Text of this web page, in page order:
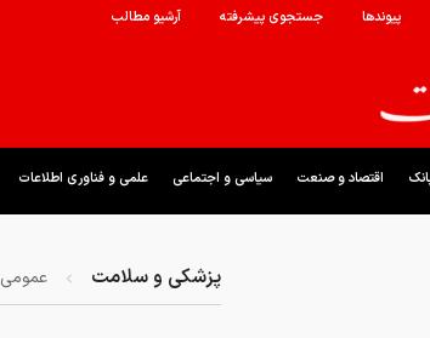
پیوندها جستجوی پیشرفته آرشیو مطالب
اقتصاد و صنعت سیاسی و اجتماعی علمی و فناوری اطلاعات
پزشکی و سلامت عمومی